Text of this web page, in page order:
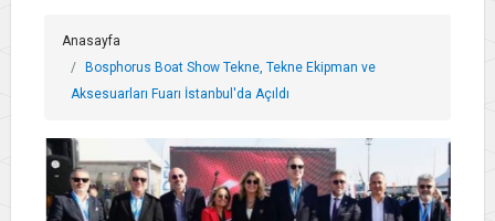
Anasayfa
Bosphorus Boat Show Tekne, Tekne Ekipman ve
Aksesuarları Fuarı İstanbul'da Açıldı